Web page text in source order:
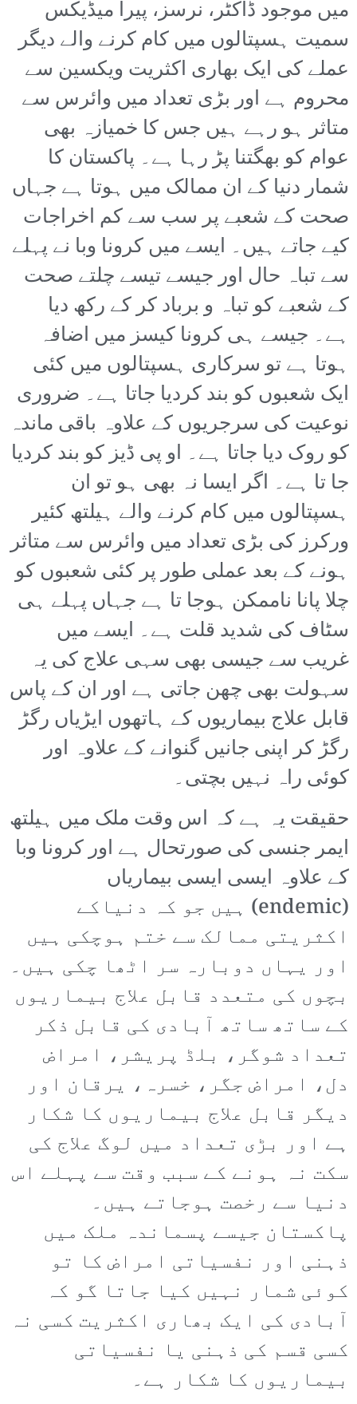
میں موجود ڈاکٹر، نرسز، پیرا میڈیکس
سمیت ہسپتالوں میں کام کرنے والے دیگر
عملے کی ایک بھاری اکثریت ویکسین سے
محروم ہے اور بڑی تعداد میں وائرس سے
متاثر ہو رہے ہیں جس کا خمیازہ بھی
عوام کو بھگتنا پڑ رہا ہے۔ پاکستان کا
شمار دنیا کے ان ممالک میں ہوتا ہے جہاں
صحت کے شعبے پر سب سے کم اخراجات
کیے جاتے ہیں۔ ایسے میں کرونا وبا نے پہلے
سے تباہ حال اور جیسے تیسے چلتے صحت
کے شعبے کو تباہ و برباد کر کے رکھ دیا
ہے۔ جیسے ہی کرونا کیسز میں اضافہ
ہوتا ہے تو سرکاری ہسپتالوں میں کئی
ایک شعبوں کو بند کردیا جاتا ہے۔ ضروری
نوعیت کی سرجریوں کے علاوہ باقی ماندہ
کو روک دیا جاتا ہے۔ او پی ڈیز کو بند کردیا
جا تا ہے۔ اگر ایسا نہ بھی ہو تو ان
ہسپتالوں میں کام کرنے والے ہیلتھ کئیر
ورکرز کی بڑی تعداد میں وائرس سے متاثر
ہونے کے بعد عملی طور پر کئی شعبوں کو
چلا پانا ناممکن ہوجا تا ہے جہاں پہلے ہی
سٹاف کی شدید قلت ہے۔ ایسے میں
غریب سے جیسی بھی سہی علاج کی یہ
سہولت بھی چھن جاتی ہے اور ان کے پاس
قابل علاج بیماریوں کے ہاتھوں ایڑیاں رگڑ
رگڑ کر اپنی جانیں گنوانے کے علاوہ اور
کوئی راہ نہیں بچتی۔
حقیقت یہ ہے کہ اس وقت ملک میں ہیلتھ
ایمر جنسی کی صورتحال ہے اور کرونا وبا
کے علاوہ ایسی ایسی بیماریاں
(endemic) ہیں جو کہ دنیاکے
اکثریتی ممالک سے ختم ہوچکی ہیں
اور یہاں دوبارہ سر اٹھا چکی ہیں۔
بچوں کی متعدد قابل علاج بیماریوں
کے ساتھ ساتھ آبادی کی قابل ذکر
تعداد شوگر، بلڈ پریشر، امراض
دل، امراض جگر، خسرہ، یرقان اور
دیگر قابل علاج بیماریوں کا شکار
ہے اور بڑی تعداد میں لوگ علاج کی
سکت نہ ہونے کے سبب وقت سے پہلے اس
دنیا سے رخصت ہوجاتے ہیں۔
پاکستان جیسے پسماندہ ملک میں
ذہنی اور نفسیاتی امراض کا تو
کوئی شمار نہیں کیا جاتا گو کہ
آبادی کی ایک بھاری اکثریت کسی نہ
کسی قسم کی ذہنی یا نفسیاتی
بیماریوں کا شکار ہے۔